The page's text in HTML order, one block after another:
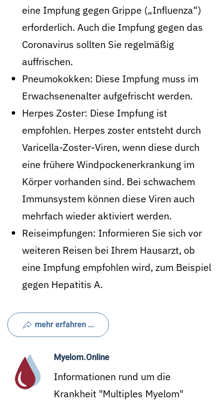
eine Impfung gegen Grippe („Influenza“)
erforderlich. Auch die Impfung gegen das
Coronavirus sollten Sie regelmäßig
auffrischen.
Pneumokokken: Diese Impfung muss im
Erwachsenenalter aufgefrischt werden.
Herpes Zoster: Diese Impfung ist
empfohlen. Herpes zoster entsteht durch
Varicella-Zoster-Viren, wenn diese durch
eine frühere Windpockenerkrankung im
Körper vorhanden sind. Bei schwachem
Immunsystem können diese Viren auch
mehrfach wieder aktiviert werden.
Reiseimpfungen: Informieren Sie sich vor
weiteren Reisen bei Ihrem Hausarzt, ob
eine Impfung empfohlen wird, zum Beispiel
gegen Hepatitis A.
mehr erfahren ...
Myelom.Online
Informationen rund um die
Krankheit "Multiples Myelom"